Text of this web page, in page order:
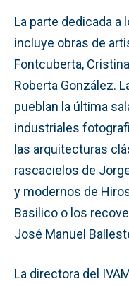
La parte dedicada a
incluye obras de
Fontcuberta,
Roberta González.
pueblan la última
industriales
las arquitecturas
rascacielos de
y modernos de
Basilico o los
José Manuel
La directora del